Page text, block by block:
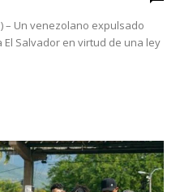
– Un venezolano expulsado
Salvador en virtud de una ley